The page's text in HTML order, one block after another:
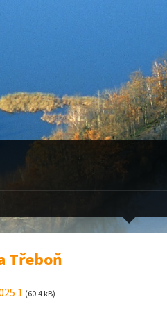
Třeboň
1 (60.4 kB)